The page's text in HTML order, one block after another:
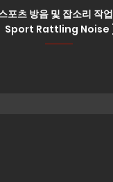
포츠 방음 및 잡소리
Sport Rattling Noise ]